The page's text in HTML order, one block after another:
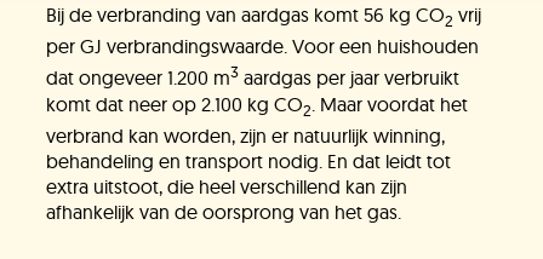
Bij de verbranding van aardgas komt 56 kg CO2 vrij
per GJ verbrandingswaarde. Voor een huishouden
dat ongeveer 1.200 m3aardgas per jaar verbruikt
komt dat neer op 2.100 kg CO2 . Maar voordat het
verbrand kan worden, zijn er natuurlijk winning,
behandeling en transport nodig. En dat leidt tot
extra uitstoot, die heel verschillend kan zijn
afhankelijk van de oorsprong van het gas.